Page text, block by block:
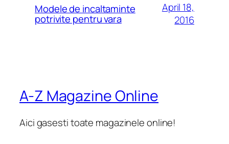
Modele de incaltaminte
potrivite pentru vara
April 18,
2016
A-Z Magazine Online
Aici gasesti toate magazinele online!